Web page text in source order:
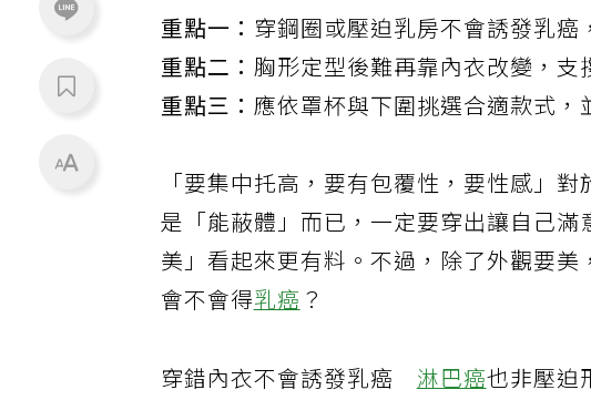
重點一： 穿鋼圈或壓迫乳房不會誘發乳癌
重點二：胸形定型後難再靠內衣改變，支
重點三：應依罩杯與下圍挑選合適款式，
「要集中托高，要有包覆性，要性感」
是「能蔽體」而已，一定要穿出讓自己
美」看起來更有料。不過，除了外觀要
會不會得乳癌 ？
穿錯內衣不會誘發乳癌淋巴癌也非壓迫